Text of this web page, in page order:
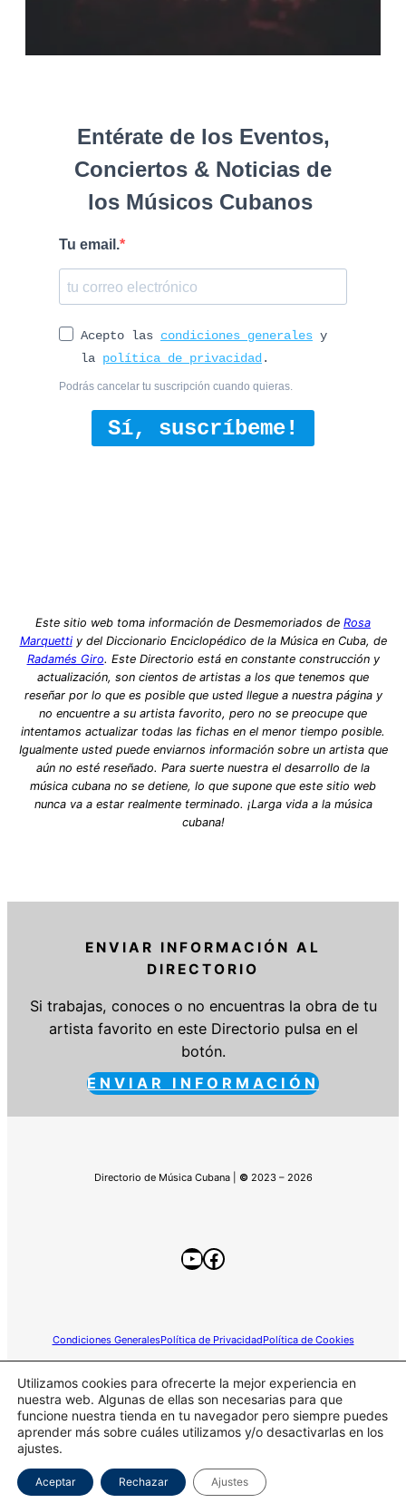
Entérate de los Eventos,
Conciertos & Noticias de
los Músicos Cubanos
Tu email.
Acepto las condiciones generales y
la política de privacidad.
Podrás cancelar tu suscripción cuando quieras.
Sí, suscríbeme!
Este sitio web toma información de Desmemoriados de Rosa
Marquettiy del Diccionario Enciclopédico de la Música en Cuba, de
Radamés Giro. Este Directorio está en constante construcción y
actualización, son cientos de artistas a los que tenemos que
reseñar por lo que es posible que usted llegue a nuestra página y
no encuentre a su artista favorito, pero no se preocupe que
intentamos actualizar todas las fichas en el menor tiempo posible.
Igualmente usted puede enviarnos información sobre un artista que
aún no esté reseñado. Para suerte nuestra el desarrollo de la
música cubana no se detiene, lo que supone que este sitio web
nunca va a estar realmente terminado. ¡Larga vida a la música
cubana!
ENVIAR INFORMACIÓN AL
DIRECTORIO
Si trabajas, conoces o no encuentras la obra de tu
artista favorito en este Directorio pulsa en el
botón.
ENVIAR INFORMACIÓN
Directorio de Música Cubana | © 2023 – 2026
YouTube
Facebook
Condiciones GeneralesPolítica de PrivacidadPolítica de Cookies
Este sitio web participa en el programa de Afiliados de
Amazon.
Utilizamos cookies para ofrecerte la mejor experiencia en
nuestra web. Algunas de ellas son necesarias para que
funcione nuestra tienda en tu navegador pero siempre puedes
aprender más sobre cuáles utilizamos y/o desactivarlas en los
ajustes.
Aceptar Rechazar Ajustes